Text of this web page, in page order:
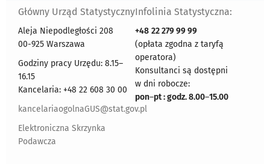
Główny Urząd Statystyczny
Aleja Niepodległości 208
00-925 Warszawa
Godziny pracy Urzędu: 8.15–
16.15
Kancelaria: +48 22 608 30 00
kancelariaogolnaGUS@stat.gov.pl
Elektroniczna Skrzynka
Podawcza
Infolinia Statystyczna:
+48 22 279 99 99
(opłata zgodna z taryfą
operatora)
Konsultanci są dostępni
w dni robocze:
pon–pt : godz. 8.00–15.00